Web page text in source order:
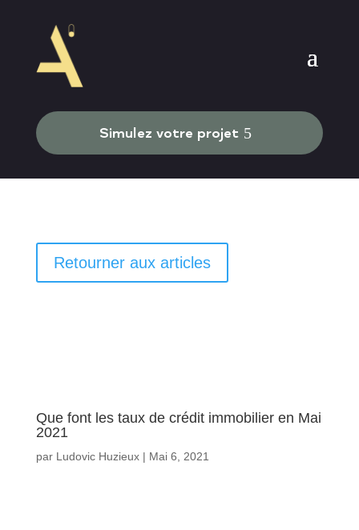
Simulez votre projet
Retourner aux articles
Que font les taux de crédit immobilier en Mai
2021
par Ludovic Huzieux| Mai 6, 2021